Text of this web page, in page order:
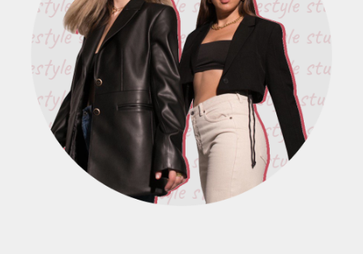
У нас преподают из
Vogue, Chanel, Pantone